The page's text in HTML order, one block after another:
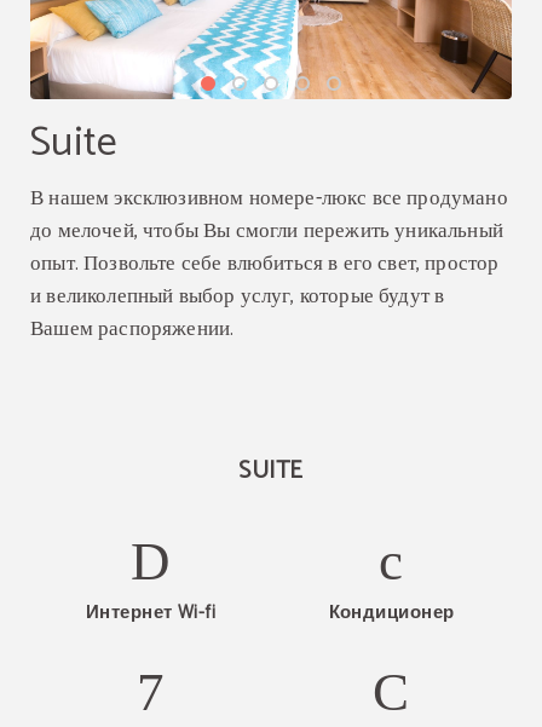
Suite
В нашем эксклюзивном номере-люкс все продумано
до мелочей, чтобы Вы смогли пережить уникальный
опыт. Позвольте себе влюбиться в его свет, простор
и великолепный выбор услуг, которые будут в
Вашем распоряжении.
SUITE
Интернет Wi-fi Кондиционер